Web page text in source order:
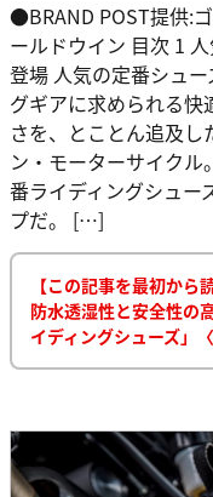
●BRAND POST提供:
ールドウイン 目次 1
登場 人気の定番シュ
グギアに求められる
さを、とことん追及し
ン・モーターサイク
番ライディングシュー
プだ。 […]
【この記事を最初から
防水透湿性と安全性の
イディングシューズ」